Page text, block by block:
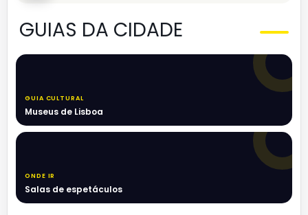
GUIAS DA CIDADE
GUIA CULTURAL
Museus de Lisboa
ONDE IR
Salas de espetáculos